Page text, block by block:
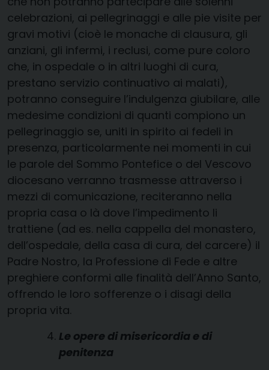
celebrazioni, ai pellegrinaggi e alle pie visite per
gravi motivi (cioè le monache di clausura, gli
anziani, gli infermi, i reclusi, come pure coloro
che, in ospedale o in altri luoghi di cura,
prestano servizio continuativo ai malati),
potranno conseguire l’indulgenza giubilare, alle
medesime condizioni di quanti compiono un
pellegrinaggio se, uniti in spirito ai fedeli in
presenza, particolarmente nei momenti in cui
le parole del Sommo Pontefice o del Vescovo
diocesano verranno trasmesse attraverso i
mezzi di comunicazione, reciteranno nella
propria casa o là dove l’impedimento li
trattiene (ad es. nella cappella del monastero,
dell’ospedale, della casa di cura, del carcere) il
Padre Nostro, la Professione di Fede e altre
preghiere conformi alle finalità dell’Anno Santo,
offrendo le loro sofferenze o i disagi della
propria vita.
Le opere di misericordia e di
penitenza